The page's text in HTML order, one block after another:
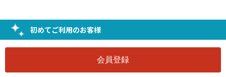
初めてご利用のお客様